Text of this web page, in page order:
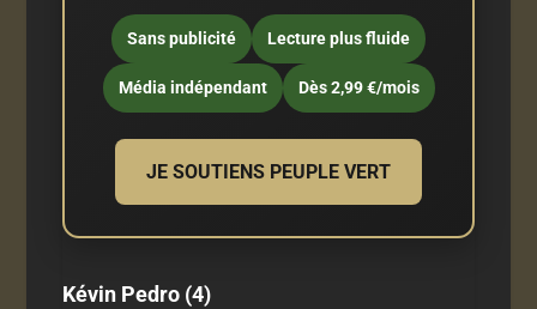
Sans publicité Lecture plus fluide
Média indépendant Dès 2,99 €/mois
JE SOUTIENS PEUPLE VERT
Kévin Pedro (4)